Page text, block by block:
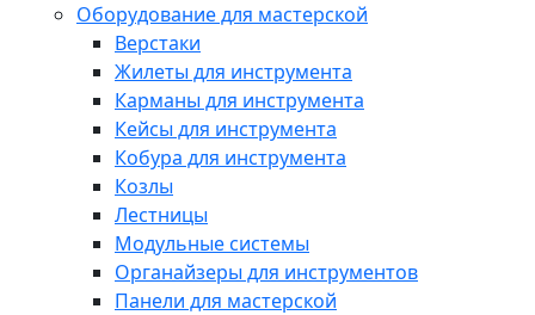
Оборудование для мастерской
Верстаки
Жилеты для инструмента
Карманы для инструмента
Кейсы для инструмента
Кобура для инструмента
Козлы
Лестницы
Модульные системы
Органайзеры для инструментов
Панели для мастерской